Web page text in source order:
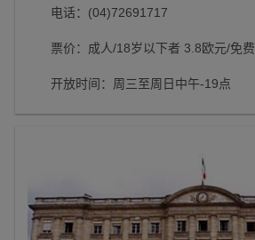
电话：(04)72691717
票价：成人/18岁以下者 3.8欧元/免费
开放时间：周三至周日中午-19点